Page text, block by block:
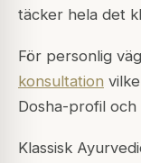
täcker hela det
För personlig
konsultation
Dosha-profil och
Klassisk